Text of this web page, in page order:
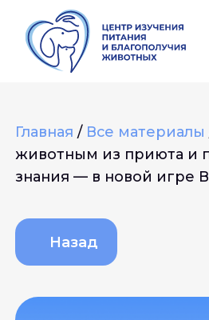
Сервисы
Главная / Все материалы
животным из приюта и
знания — в новой игре
Назад